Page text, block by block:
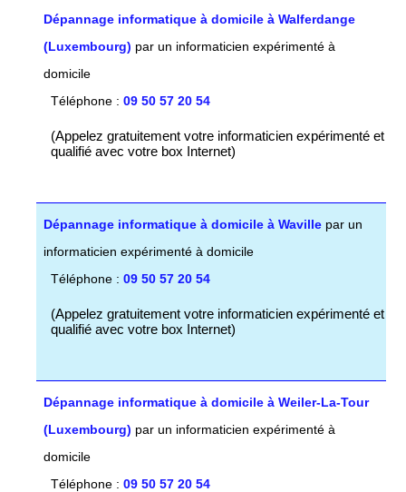
Dépannage informatique à domicile à Walferdange
(Luxembourg) par un informaticien expérimenté à
domicile
Téléphone : 09 50 57 20 54
(Appelez gratuitement votre informaticien expérimenté et
qualifié avec votre box Internet)
Dépannage informatique à domicile à Waville par un
informaticien expérimenté à domicile
Téléphone : 09 50 57 20 54
(Appelez gratuitement votre informaticien expérimenté et
qualifié avec votre box Internet)
Dépannage informatique à domicile à Weiler-La-Tour
(Luxembourg) par un informaticien expérimenté à
domicile
Téléphone : 09 50 57 20 54